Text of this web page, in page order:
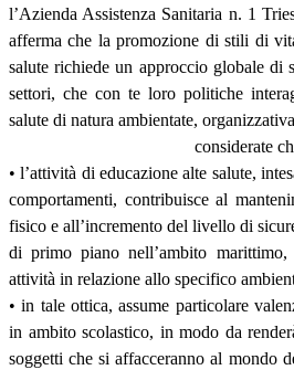
l’Azienda Assistenza Sanitaria n. 1
afferma che la promozione di stili di
salute richiede un approccio globale di
settori, che con te loro politiche
salute di natura ambientate,
considerate
• l’attività di educazione alte salute,
comportamenti, contribuisce al
fisico e all’incremento del livello di
di primo piano nell’ambito marittimo,
attività in relazione allo specifico
• in tale ottica, assume particolare
in ambito scolastico, in modo da
soggetti che si affacceranno al mondo